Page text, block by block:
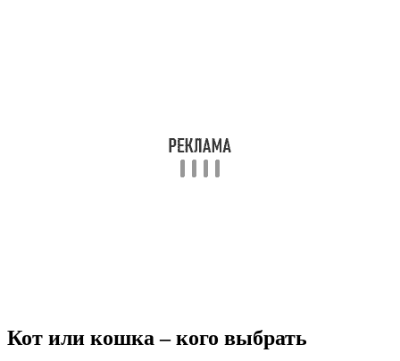
Кот или кошка – кого выбрать